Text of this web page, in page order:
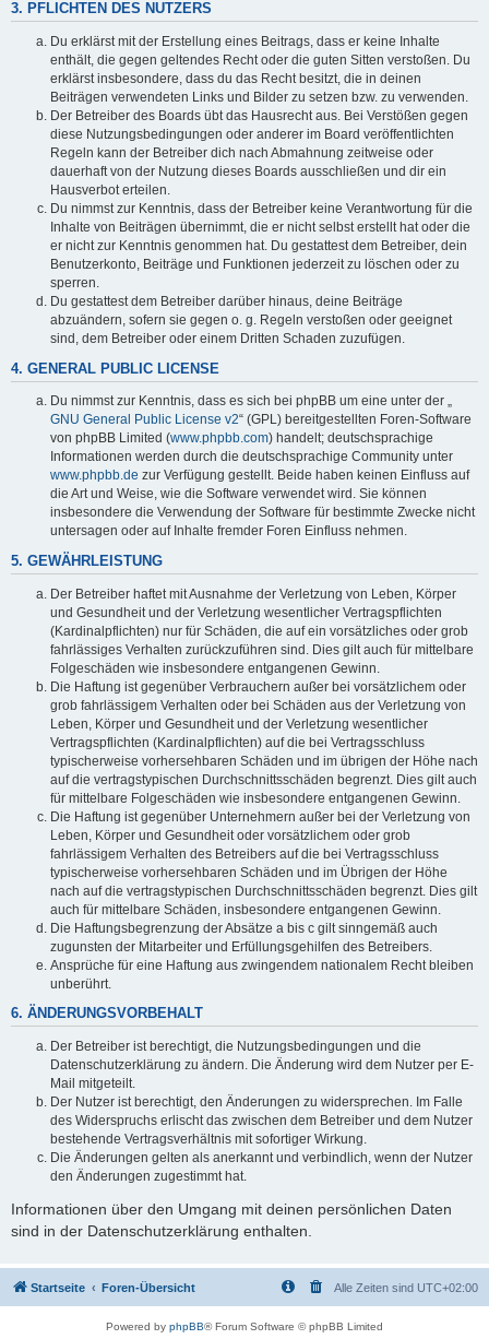
3. PFLICHTEN DES NUTZERS
Du erklärst mit der Erstellung eines Beitrags, dass er keine Inhalte
enthält, die gegen geltendes Recht oder die guten Sitten verstoßen. Du
erklärst insbesondere, dass du das Recht besitzt, die in deinen
Beiträgen verwendeten Links und Bilder zu setzen bzw. zu verwenden.
Der Betreiber des Boards übt das Hausrecht aus. Bei Verstößen gegen
diese Nutzungsbedingungen oder anderer im Board veröffentlichten
Regeln kann der Betreiber dich nach Abmahnung zeitweise oder
dauerhaft von der Nutzung dieses Boards ausschließen und dir ein
Hausverbot erteilen.
Du nimmst zur Kenntnis, dass der Betreiber keine Verantwortung für die
Inhalte von Beiträgen übernimmt, die er nicht selbst erstellt hat oder die
er nicht zur Kenntnis genommen hat. Du gestattest dem Betreiber, dein
Benutzerkonto, Beiträge und Funktionen jederzeit zu löschen oder zu
sperren.
Du gestattest dem Betreiber darüber hinaus, deine Beiträge
abzuändern, sofern sie gegen o. g. Regeln verstoßen oder geeignet
sind, dem Betreiber oder einem Dritten Schaden zuzufügen.
4. GENERAL PUBLIC LICENSE
Du nimmst zur Kenntnis, dass es sich bei phpBB um eine unter der „
GNU General Public License v2“ (GPL) bereitgestellten Foren-Software
von phpBB Limited (www.phpbb.com) handelt; deutschsprachige
Informationen werden durch die deutschsprachige Community unter
www.phpbb.de zur Verfügung gestellt. Beide haben keinen Einfluss auf
die Art und Weise, wie die Software verwendet wird. Sie können
insbesondere die Verwendung der Software für bestimmte Zwecke nicht
untersagen oder auf Inhalte fremder Foren Einfluss nehmen.
5. GEWÄHRLEISTUNG
Der Betreiber haftet mit Ausnahme der Verletzung von Leben, Körper
und Gesundheit und der Verletzung wesentlicher Vertragspflichten
(Kardinalpflichten) nur für Schäden, die auf ein vorsätzliches oder grob
fahrlässiges Verhalten zurückzuführen sind. Dies gilt auch für mittelbare
Folgeschäden wie insbesondere entgangenen Gewinn.
Die Haftung ist gegenüber Verbrauchern außer bei vorsätzlichem oder
grob fahrlässigem Verhalten oder bei Schäden aus der Verletzung von
Leben, Körper und Gesundheit und der Verletzung wesentlicher
Vertragspflichten (Kardinalpflichten) auf die bei Vertragsschluss
typischerweise vorhersehbaren Schäden und im übrigen der Höhe nach
auf die vertragstypischen Durchschnittsschäden begrenzt. Dies gilt auch
für mittelbare Folgeschäden wie insbesondere entgangenen Gewinn.
Die Haftung ist gegenüber Unternehmern außer bei der Verletzung von
Leben, Körper und Gesundheit oder vorsätzlichem oder grob
fahrlässigem Verhalten des Betreibers auf die bei Vertragsschluss
typischerweise vorhersehbaren Schäden und im Übrigen der Höhe
nach auf die vertragstypischen Durchschnittsschäden begrenzt. Dies gilt
auch für mittelbare Schäden, insbesondere entgangenen Gewinn.
Die Haftungsbegrenzung der Absätze a bis c gilt sinngemäß auch
zugunsten der Mitarbeiter und Erfüllungsgehilfen des Betreibers.
Ansprüche für eine Haftung aus zwingendem nationalem Recht bleiben
unberührt.
6. ÄNDERUNGSVORBEHALT
Der Betreiber ist berechtigt, die Nutzungsbedingungen und die
Datenschutzerklärung zu ändern. Die Änderung wird dem Nutzer per E-
Mail mitgeteilt.
Der Nutzer ist berechtigt, den Änderungen zu widersprechen. Im Falle
des Widerspruchs erlischt das zwischen dem Betreiber und dem Nutzer
bestehende Vertragsverhältnis mit sofortiger Wirkung.
Die Änderungen gelten als anerkannt und verbindlich, wenn der Nutzer
den Änderungen zugestimmt hat.
Informationen über den Umgang mit deinen persönlichen Daten
sind in der Datenschutzerklärung enthalten.
Startseite Foren-Übersicht Alle Zeiten sind UTC+02:00
Powered by phpBB® Forum Software © phpBB Limited